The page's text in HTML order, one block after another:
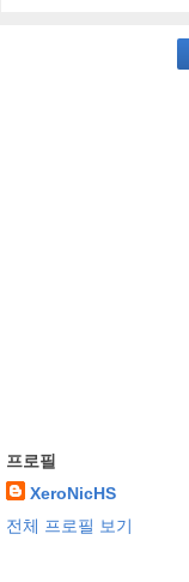
프로필
XeroNicHS
전체 프로필 보기